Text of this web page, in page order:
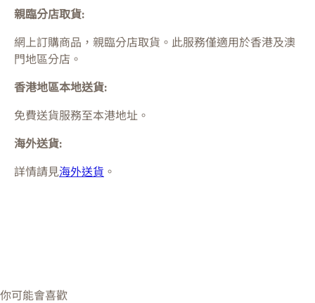
親臨分店取貨:
網上訂購商品，親臨分店取貨。此服務僅適用於香港及澳
門地區分店。
香港地區本地送貨:
免費送貨服務至本港地址。
海外送貨:
詳情請見海外送貨 。
你可能會喜歡